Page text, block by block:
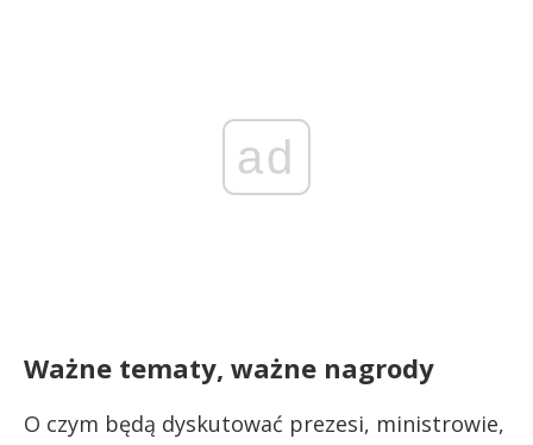
ad
Ważne tematy, ważne nagrody
O czym będą dyskutować prezesi, ministrowie,